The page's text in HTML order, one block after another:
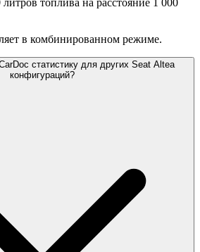
литров топлива на расстояние 1 000
в комбинированном режиме.
статистику для других Seat Altea
конфигураций?